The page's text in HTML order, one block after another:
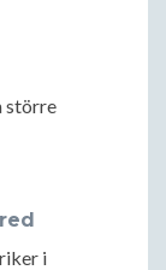
större
i